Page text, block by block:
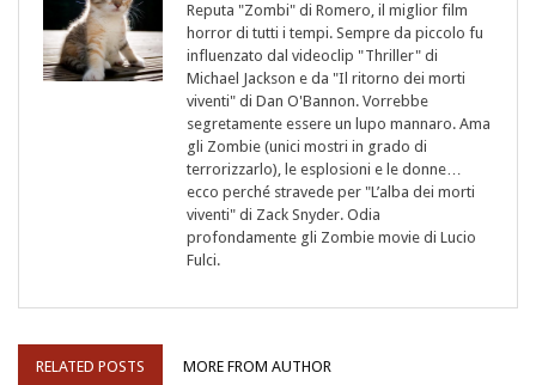
Reputa "Zombi" di Romero, il miglior film
horror di tutti i tempi. Sempre da piccolo fu
influenzato dal videoclip "Thriller" di
Michael Jackson e da "Il ritorno dei morti
viventi" di Dan O'Bannon. Vorrebbe
segretamente essere un lupo mannaro. Ama
gli Zombie (unici mostri in grado di
terrorizzarlo), le esplosioni e le donne…
ecco perché stravede per "L’alba dei morti
viventi" di Zack Snyder. Odia
profondamente gli Zombie movie di Lucio
Fulci.
RELATED POSTS MORE FROM AUTHOR